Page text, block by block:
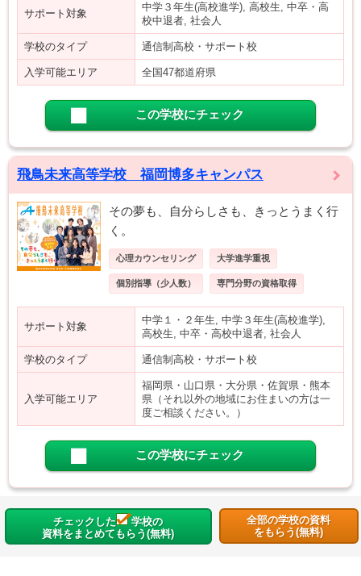
サポート対象
中学３年生(高校進学), 高校生, 中卒・高
校中退者, 社会人
学校のタイプ 通信制高校・サポート校
入学可能エリア 全国47都道府県
この学校にチェック
飛鳥未来高等学校 福岡博多キャンパス
その夢も、自分らしさも、きっとうまく行
く。
心理カウンセリング 大学進学重視
個別指導（少人数） 専門分野の資格取得
サポート対象
中学１・２年生, 中学３年生(高校進学),
高校生, 中卒・高校中退者, 社会人
学校のタイプ 通信制高校・サポート校
入学可能エリア
福岡県・山口県・大分県・佐賀県・熊本
県（それ以外の地域にお住まいの方は一
度ご相談ください。）
この学校にチェック
チェックした
学校の
資料をまとめてもらう(無料)
全部の学校の資料
をもらう(無料)